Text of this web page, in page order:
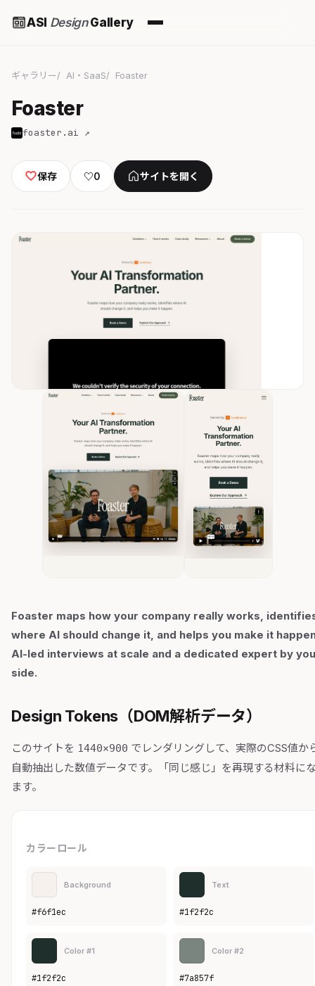
ASI DesignGallery
ギャラリー AI・SaaS Foaster
Foaster
foaster.ai ↗
保存 ♡0 サイトを開く
Foaster maps how your company really works,
where AI should change it, and helps you make it
AI-led interviews at scale and a dedicated expert by
side.
Design Tokens（DOM解析データ）
このサイトを 1440×900 でレンダリングして、実際のCSS値か
自動抽出した数値データです。「同じ感じ」を再現する材料に
ます。
カラーロール
Background
#f6f1ec
Text
#1f2f2c
Color #1
#1f2f2c
Color #2
#7a857f